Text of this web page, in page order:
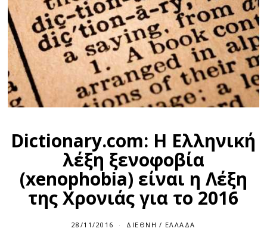
Dictionary.com: Η Ελληνική
λέξη ξενοφοβία
(xenophobia) είναι η Λέξη
της Χρονιάς για το 2016
28/11/2016 ΔΙΕΘΝΉ / ΕΛΛΆΔΑ